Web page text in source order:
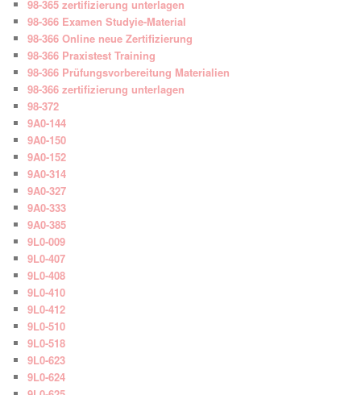
98-365 zertifizierung unterlagen
98-366 Examen Studyie-Material
98-366 Online neue Zertifizierung
98-366 Praxistest Training
98-366 Prüfungsvorbereitung Materialien
98-366 zertifizierung unterlagen
98-372
9A0-144
9A0-150
9A0-152
9A0-314
9A0-327
9A0-333
9A0-385
9L0-009
9L0-407
9L0-408
9L0-410
9L0-412
9L0-510
9L0-518
9L0-623
9L0-624